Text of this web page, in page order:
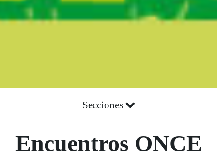
Secciones
Encuentros ONCE